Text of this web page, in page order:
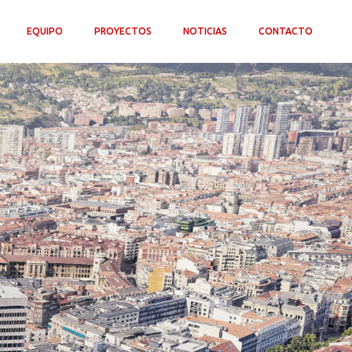
EQUIPO PROYECTOS NOTICIAS CONTACTO